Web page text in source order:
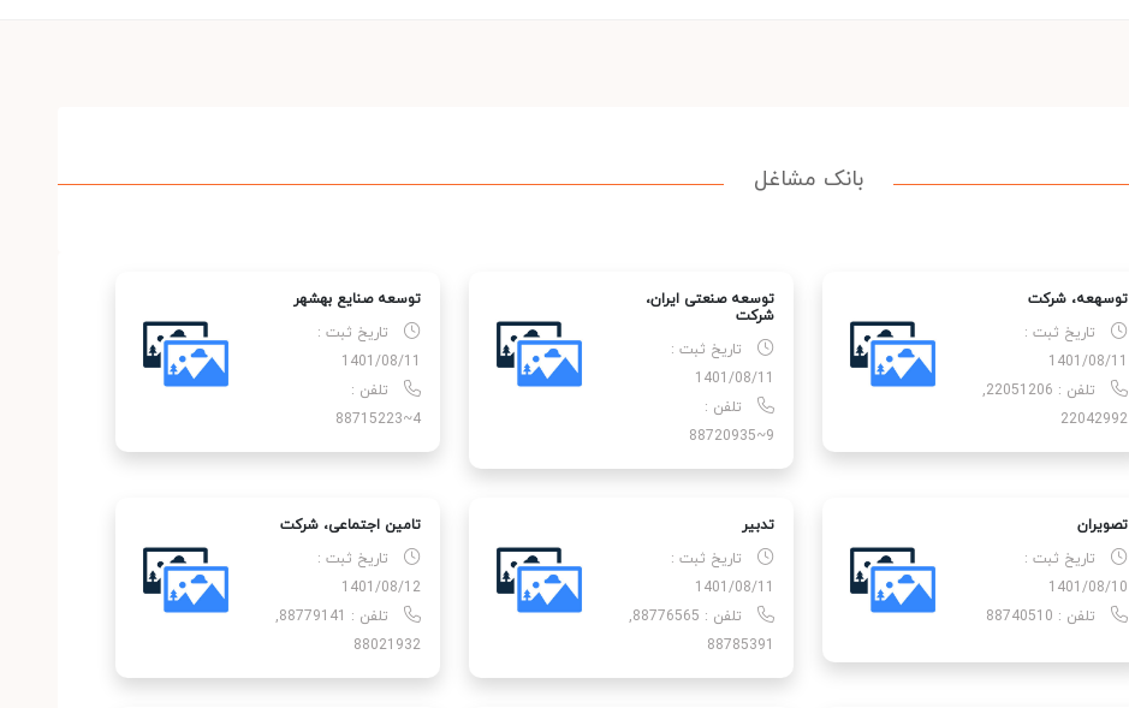
بانک مشاغل
توسهعه، شركت
تاریخ ثبت :
1401/08/11
تلفن : 22051206,
22042992
توسعه صنعتی ایران،
شركت
تاریخ ثبت :
1401/08/11
تلفن :
9~88720935
توسعه صنایع بهشهر
تاریخ ثبت :
1401/08/11
تلفن :
4~88715223
تصویران
تاریخ ثبت :
1401/08/10
تلفن : 88740510
تدبیر
تاریخ ثبت :
1401/08/11
تلفن : 88776565,
88785391
تامین اجتماعی، شركت
تاریخ ثبت :
1401/08/12
تلفن : 88779141,
88021932